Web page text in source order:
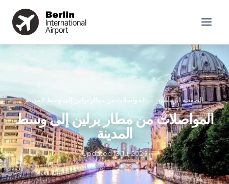
الصفحة الرئيسية المواصلات من مطار برلين إلى وسط المدينة
المواصلات من مطار برلين إلى وسط
المدينة
Updated13 Jul 2026